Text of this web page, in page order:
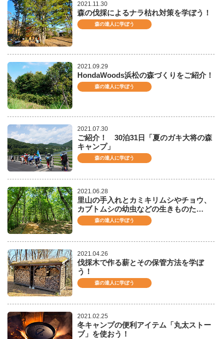
2021.11.30
森の伐採によるナラ枯れ対策を学ぼう！
森の達人に学ぼう
2021.09.29
HondaWoods浜松の森づくりをご紹介！
森の達人に学ぼう
2021.07.30
ご紹介！ 30泊31日「夏のガキ大将の森
キャンプ」
森の達人に学ぼう
2021.06.28
里山の手入れとカミキリムシやチョウ、
カブトムシの幼虫などの生きものた…
森の達人に学ぼう
2021.04.26
伐採木で作る薪とその保管方法を学ぼ
う！
森の達人に学ぼう
2021.02.25
冬キャンプの便利アイテム「丸太ストー
ブ」を使おう！